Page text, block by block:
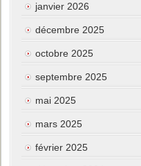
janvier 2026
décembre 2025
octobre 2025
septembre 2025
mai 2025
mars 2025
février 2025